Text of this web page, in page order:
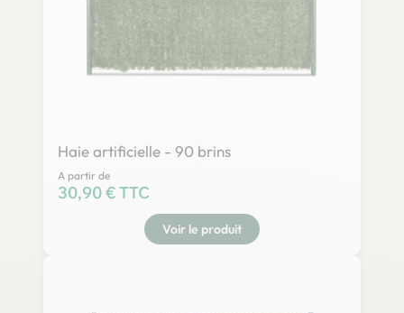
Haie artificielle - 90 brins
A partir de
Prix
30,90 € TTC
Voir le produit